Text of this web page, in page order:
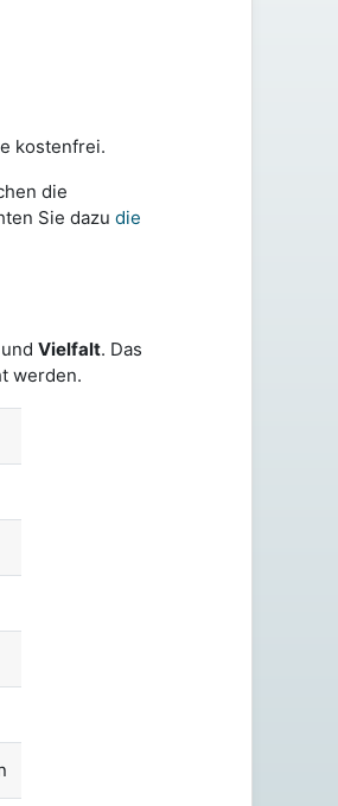
kostenfrei.
die
Sie dazu die
und Vielfalt. Das
werden.